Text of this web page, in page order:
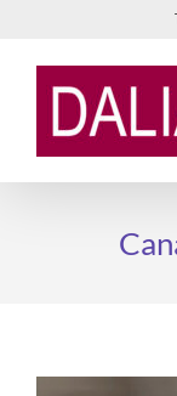
contenido